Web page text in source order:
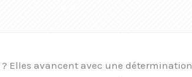
Elles avancent avec une détermination